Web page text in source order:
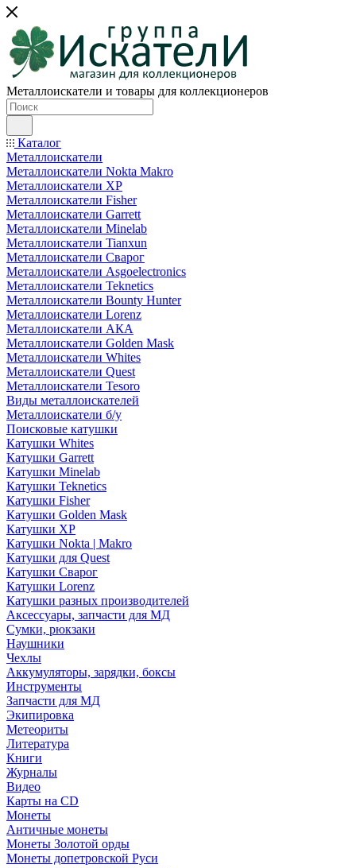
Металлоискатели и товары для коллекционеров
Каталог
Металлоискатели
Металлоискатели Nokta Makro
Металлоискатели XP
Металлоискатели Fisher
Металлоискатели Garrett
Металлоискатели Minelab
Металлоискатели Tianxun
Металлоискатели Сварог
Металлоискатели Asgoelectronics
Металлоискатели Teknetics
Металлоискатели Bounty Hunter
Металлоискатели Lorenz
Металлоискатели АКА
Металлоискатели Golden Mask
Металлоискатели Whites
Металлоискатели Quest
Металлоискатели Tesoro
Виды металлоискателей
Металлоискатели б/у
Поисковые катушки
Катушки Whites
Катушки Garrett
Катушки Minelab
Катушки Teknetics
Катушки Fisher
Катушки Golden Mask
Катушки XP
Катушки Nokta | Makro
Катушки для Quest
Катушки Сварог
Катушки Lorenz
Катушки разных производителей
Аксессуары, запчасти для МД
Сумки, рюкзаки
Наушники
Чехлы
Аккумуляторы, зарядки, боксы
Инструменты
Запчасти для МД
Экипировка
Метеориты
Литература
Книги
Журналы
Видео
Карты на CD
Монеты
Античные монеты
Монеты Золотой орды
Монеты допетровской Руси